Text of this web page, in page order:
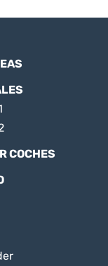
COCHES